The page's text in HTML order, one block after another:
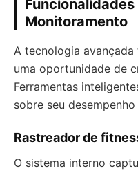
Monitoramento
A tecnologia avançada
uma oportunidade de
Ferramentas
sobre seu
Rastreador de
O sistema interno